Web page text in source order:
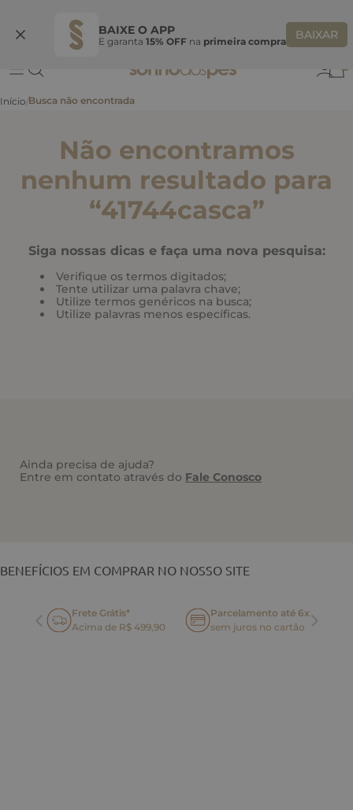
BAIXE O APP
E garanta 15% OFF na primeira compra BAIXAR
BEMVINDASONHO
Não encontramos
nenhum resultado para
“41744casca”
Siga nossas dicas e faça uma nova pesquisa:
Verifique os termos digitados;
Tente utilizar uma palavra chave;
Utilize termos genéricos na busca;
Utilize palavras menos específicas.
Ainda precisa de ajuda?
Entre em contato através do Fale Conosco
BENEFÍCIOS EM COMPRAR NO NOSSO SITE
Frete Grátis*
Acima de R$ 499,90
Parcelamento até 6x
sem juros no cartão